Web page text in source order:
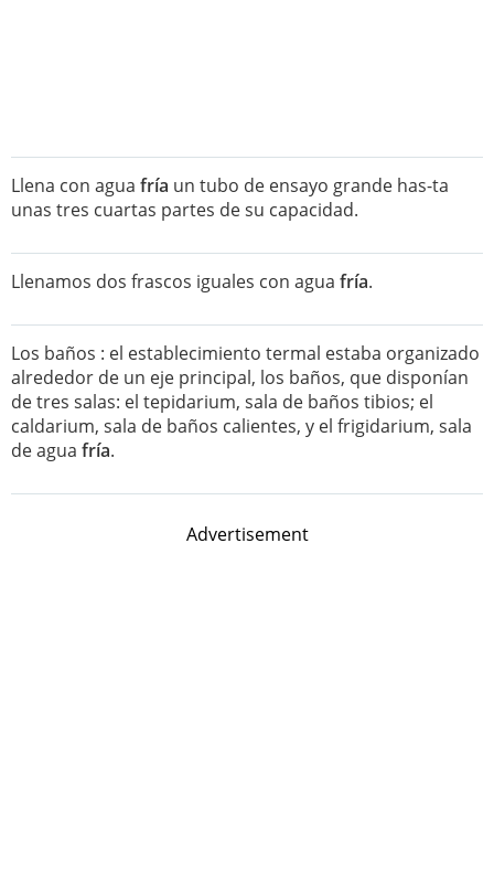
Llena con agua fría un tubo de ensayo grande has-ta
unas tres cuartas partes de su capacidad.
Llenamos dos frascos iguales con agua fría.
Los baños : el establecimiento termal estaba organizado
alrededor de un eje principal, los baños, que disponían
de tres salas: el tepidarium, sala de baños tibios; el
caldarium, sala de baños calientes, y el frigidarium, sala
de agua fría.
Advertisement